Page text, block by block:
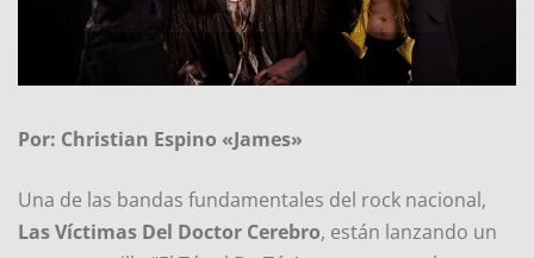
Por: Christian Espino «James»
Una de las bandas fundamentales del rock nacional,
Las Víctimas Del Doctor Cerebro, están lanzando un